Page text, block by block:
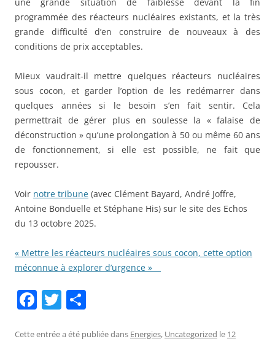
une grande situation de faiblesse devant la fin
programmée des réacteurs nucléaires existants, et la très
grande difficulté d’en construire de nouveaux à des
conditions de prix acceptables.
Mieux vaudrait-il mettre quelques réacteurs nucléaires
sous cocon, et garder l’option de les redémarrer dans
quelques années si le besoin s’en fait sentir. Cela
permettrait de gérer plus en soulesse la « falaise de
déconstruction » qu’une prolongation à 50 ou même 60 ans
de fonctionnement, si elle est possible, ne fait que
repousser.
Voir notre tribune (avec Clément Bayard, André Joffre,
Antoine Bonduelle et Stéphane His) sur le site des Echos
du 13 octobre 2025.
« Mettre les réacteurs nucléaires sous cocon, cette option
méconnue à explorer d’urgence » _
F T
Cette entrée a été publiée dans Energies, Uncategorized le 12